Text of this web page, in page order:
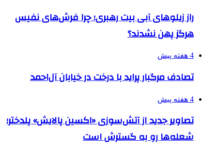
راز زیلوهای آبی بیت رهبری؛ چرا فرش‌های نفیس
هرگز پهن نشدند؟
4 هفته پیش
تصادف مرگبار پراید با درخت در خیابان آل‌احمد
4 هفته پیش
تصاویر جدید از آتش‌سوزی «اکسین پالایش» پلدختر؛
شعله‌ها رو به گسترش است